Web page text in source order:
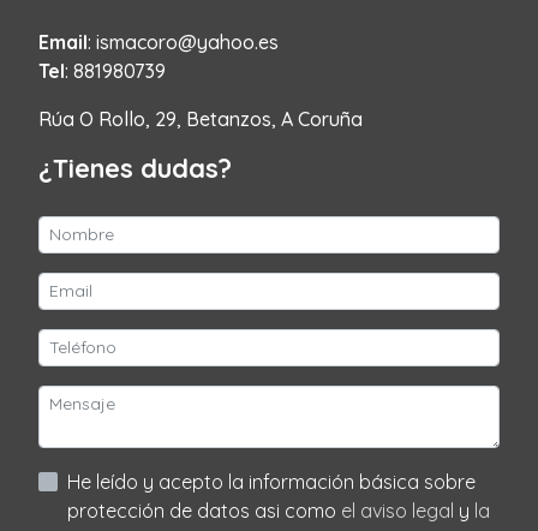
Email: ismacoro@yahoo.es
Tel: 881980739
Rúa O Rollo, 29, Betanzos, A Coruña
¿Tienes dudas?
He leído y acepto la información básica sobre
protección de datos asi como el aviso legal y la